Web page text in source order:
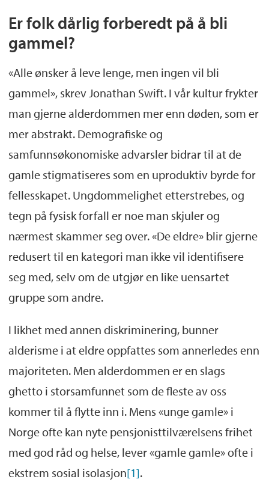
Er folk dårlig forberedt på å bli
gammel?
«Alle ønsker å leve lenge, men ingen vil bli
gammel», skrev Jonathan Swift. I vår kultur frykter
man gjerne alderdommen mer enn døden, som er
mer abstrakt. Demografiske og
samfunnsøkonomiske advarsler bidrar til at de
gamle stigmatiseres som en uproduktiv byrde for
fellesskapet. Ungdommelighet etterstrebes, og
tegn på fysisk forfall er noe man skjuler og
nærmest skammer seg over. «De eldre» blir gjerne
redusert til en kategori man ikke vil identifisere
seg med, selv om de utgjør en like uensartet
gruppe som andre.
I likhet med annen diskriminering, bunner
alderisme i at eldre oppfattes som annerledes enn
majoriteten. Men alderdommen er en slags
ghetto i storsamfunnet som de fleste av oss
kommer til å flytte inn i. Mens «unge gamle» i
Norge ofte kan nyte pensjonisttilværelsens frihet
med god råd og helse, lever «gamle gamle» ofte i
ekstrem sosial isolasjon[1].